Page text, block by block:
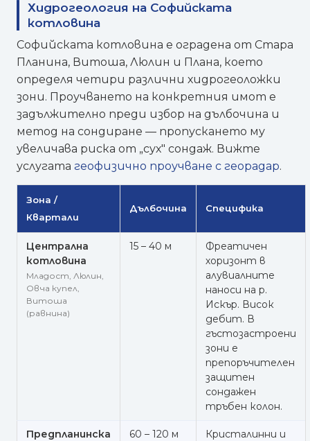
Хидрогеология на Софийската
котловина
Софийската котловина е оградена от Стара
Планина, Витоша, Люлин и Плана, което
определя четири различни хидрогеоложки
зони. Проучването на конкретния имот е
задължително преди избор на дълбочина и
метод на сондиране — пропускането му
увеличава риска от „сух" сондаж. Вижте
услугата геофизично проучване с георадар.
Зона /
Квартали
Дълбочина Специфика
Централна
котловина
Младост, Люлин,
Овча купел,
Витоша
(равнина)
15 – 40 м
Фреатичен
хоризонт в
алувиалните
наноси на р.
Искър. Висок
дебит. В
гъстозастроени
зони е
препоръчителен
защитен
сондажен
тръбен колон.
Предпланинска
60 – 120 м
Кристалинни и